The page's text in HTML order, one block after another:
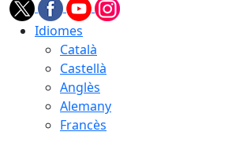
Idiomes
Català
Castellà
Anglès
Alemany
Francès